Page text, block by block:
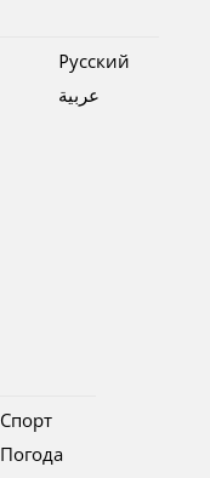
Pусский
عربية
Спорт
Погода